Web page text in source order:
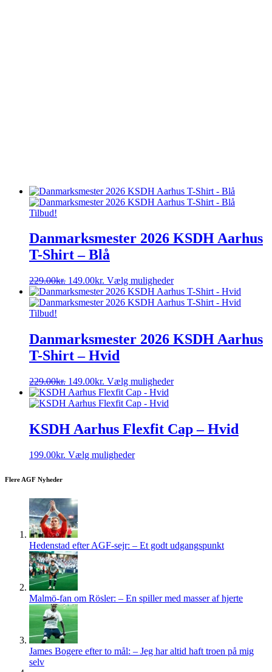
Tilbud!
Danmarksmester 2026 KSDH Aarhus
T-Shirt – Blå
229.00kr. Den
oprindelige
pris
149.00kr. Den
aktuelle
pris
Vælg mulighederDette
vare
har
Mulighederne
kan
varesiden
Tilbud!
Danmarksmester 2026 KSDH Aarhus
T-Shirt – Hvid
229.00kr. Den
oprindelige
pris
229.00kr..
149.00kr. Den
aktuelle
pris
149.00kr..
Vælg mulighederDette
varianter.
Mulighederne
KSDH Aarhus Flexfit Cap – Hvid
199.00kr. Vælg mulighederDette
på
varesiden
Flere AGF Nyheder
Hedenstad efter AGF-sejr: – Et godt udgangspunkt
Malmö-fan om Rösler: – En spiller med masser af hjerte
James Bogere efter to mål: – Jeg har altid haft troen på mig
selv